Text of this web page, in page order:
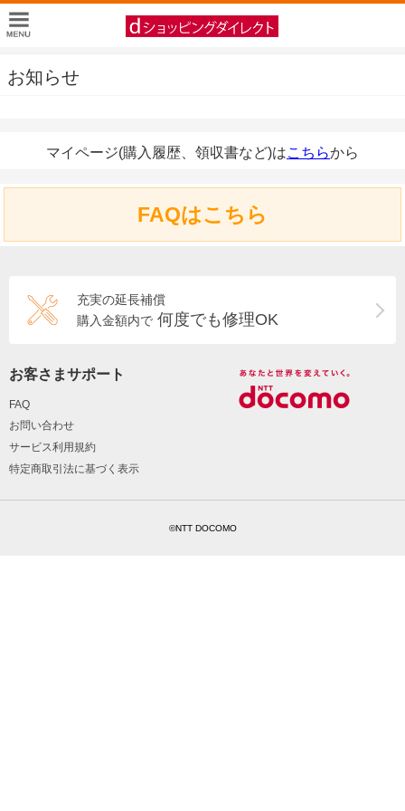
お知らせ
マイページ(購入履歴、領収書など)はこちらから
FAQはこちら
充実の延長補償
購入金額内で 何度でも修理OK
お客さまサポート
FAQ
お問い合わせ
サービス利用規約
特定商取引法に基づく表示
©NTT DOCOMO